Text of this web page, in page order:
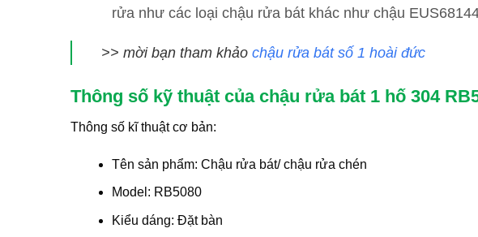
rửa như các loại chậu rửa bát khác như chậu
>> mời bạn tham khảo chậu rửa bát số 1 hoài đức
Thông số kỹ thuật của chậu rửa bát 1 hố 304
Thông số kĩ thuật cơ bản:
Tên sản phẩm: Chậu rửa bát/ chậu rửa chén
Model: RB5080
Kiểu dáng: Đặt bàn